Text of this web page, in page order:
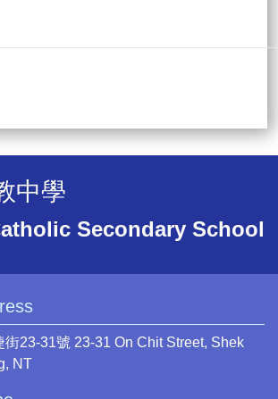
中學
Secondary School
街23-31號 23-31 On Chit Street, Shek
NT